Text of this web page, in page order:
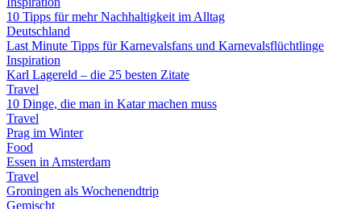
10 Tipps für mehr Nachhaltigkeit im Alltag
Deutschland
Last Minute Tipps für Karnevalsfans und Karnevalsflüchtlinge
Inspiration
Karl Lagereld – die 25 besten Zitate
Travel
10 Dinge, die man in Katar machen muss
Travel
Prag im Winter
Food
Essen in Amsterdam
Travel
Groningen als Wochenendtrip
Gemischt